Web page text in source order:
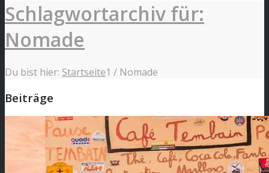
Schlagwortarchiv für:
Nomade
Du bist hier: Startseite1 / Nomade
Beiträge